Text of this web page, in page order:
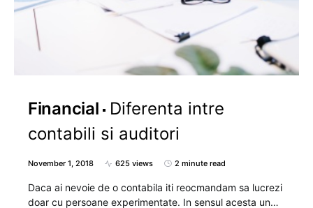
Financial
Diferenta intre
contabili si auditori
November 1, 2018 625 views 2 minute read
Daca ai nevoie de o contabila iti reocmandam sa lucrezi
doar cu persoane experimentate. In sensul acesta un…